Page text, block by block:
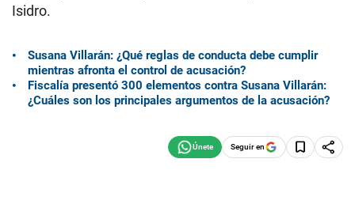
Isidro.
Susana Villarán: ¿Qué reglas de conducta debe cumplir
mientras afronta el control de acusación?
Fiscalía presentó 300 elementos contra Susana Villarán:
¿Cuáles son los principales argumentos de la acusación?
Seguir en